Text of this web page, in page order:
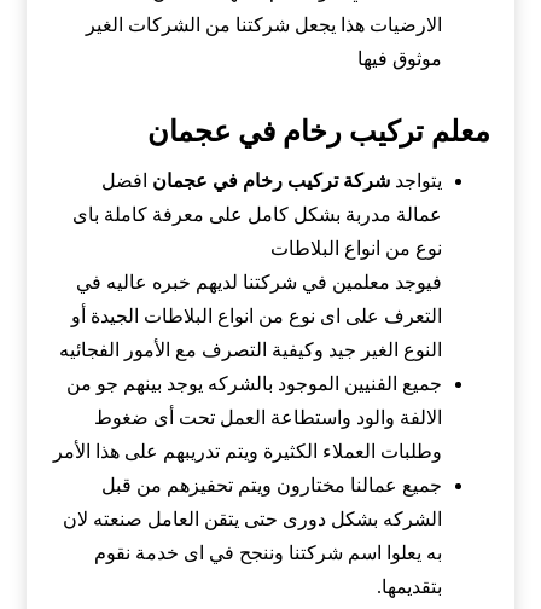
الارضيات هذا يجعل شركتنا من الشركات الغير
موثوق فيها
معلم تركيب رخام في عجمان
يتواجدشركة تركيب رخام في عجمان افضل
عمالة مدربة بشكل كامل على معرفة كاملة باى
نوع من انواع البلاطات
فيوجد معلمين في شركتنا لديهم خبره عاليه في
التعرف على اى نوع من انواع البلاطات الجيدة أو
النوع الغير جيد وكيفية التصرف مع الأمور الفجائيه
جميع الفنيين الموجود بالشركه يوجد بينهم جو من
الالفة والود واستطاعة العمل تحت أى ضغوط
وطلبات العملاء الكثيرة ويتم تدريبهم على هذا الأمر
جميع عمالنا مختارون ويتم تحفيزهم من قبل
الشركه بشكل دورى حتى يتقن العامل صنعته لان
به يعلوا اسم شركتنا وننجح في اى خدمة نقوم
بتقديمها.